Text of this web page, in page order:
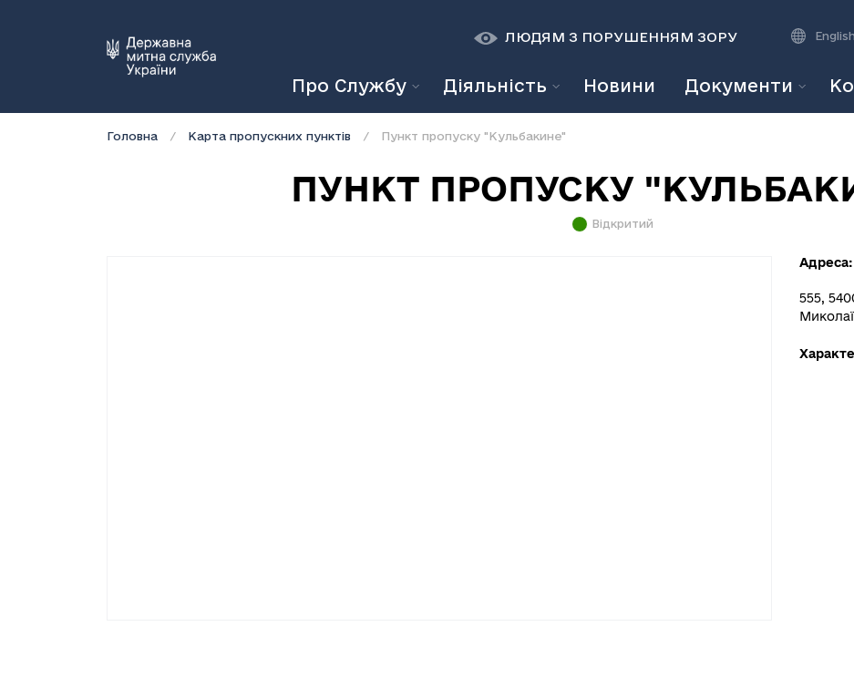
ЛЮДЯМ З ПОРУШЕННЯМ ЗОРУ
К К A A A
Про Службу Діяльність Новини Документи
Головна Карта пропускних пунктів Пункт пропуску "Кульбакине"
ПУНКТ ПРОПУСКУ
Відкритий
Адреса:
555,